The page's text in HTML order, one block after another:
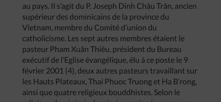
au pays. Il s’agit du P. Joseph Dinh Châu Trân, ancien
supérieur des dominicains de la province du
Vietnam, membre du Comité d’union du
catholicisme. Les sept autres membres étaient le
pasteur Pham Xuân Thiêu, président du Bureau
exécutif de l’Eglise évangélique, élu à ce poste le 9
février 2001 (4), deux autres pasteurs travaillant sur
les Hauts Plateaux, Thai Phuoc Truong et Ha B’rong,
ainsi que quatre religieux bouddhistes. Selon le